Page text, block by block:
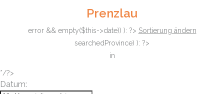
Prenzlau
error && empty($this->date)) ): ?> Sortierung ändern
searchedProvince) ): ?>
in
*/?>
Datum: